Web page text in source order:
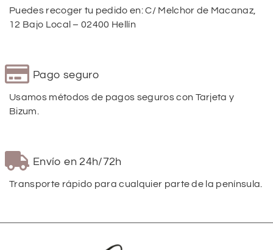
Puedes recoger tu pedido en: C/ Melchor de Macanaz,
12 Bajo Local – 02400 Hellín
Pago seguro
Usamos métodos de pagos seguros con Tarjeta y
Bizum.
Envío en 24h/72h
Transporte rápido para cualquier parte de la península.